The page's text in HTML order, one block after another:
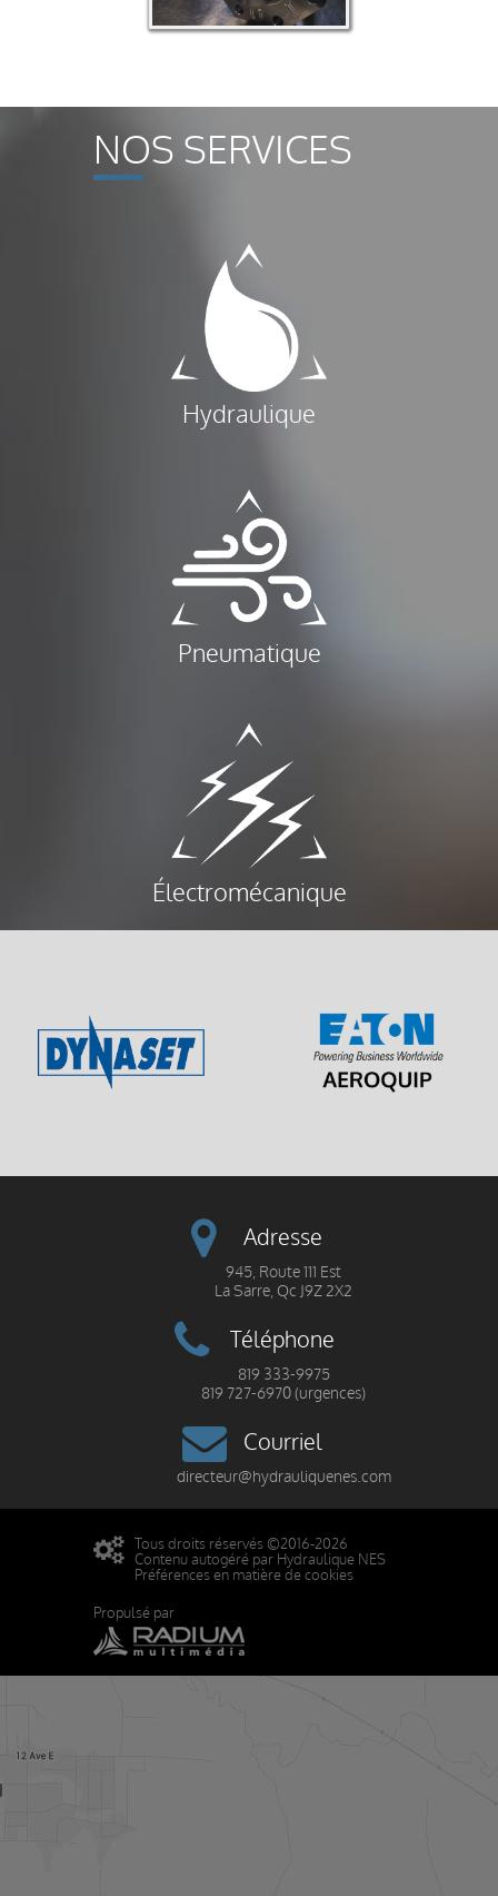
NOS SERVICES
Hydraulique
Pneumatique
Électromécanique
Adresse
945, Route 111 Est
La Sarre, Qc J9Z 2X2
Téléphone
819 333-9975
819 727-6970 (urgences)
Courriel
directeur@hydrauliquenes.com
Tous droits réservés ©2016-2026
Contenu autogéré par Hydraulique NES
Préférences en matière de cookies
Propulsé par